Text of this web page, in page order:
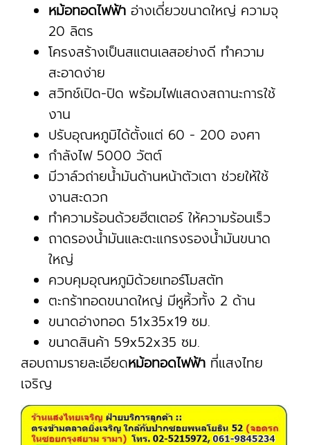
หม้อทอดไฟฟ้า อ่างเดี่ยวขนาดใหญ่ ความจุ
20 ลิตร
โครงสร้างเป็นสแตนเลสอย่างดี ทำความ
สะอาดง่าย
สวิทช์เปิด-ปิด พร้อมไฟแสดงสถานะการใช้
งาน
ปรับอุณหภูมิได้ตั้งแต่ 60 - 200 องศา
กำลังไฟ 5000 วัตต์
มีวาล์วถ่ายน้ำมันด้านหน้าตัวเตา ช่วยให้ใช้
งานสะดวก
ทำความร้อนด้วยฮีตเตอร์ ให้ความร้อนเร็ว
ถาดรองน้ำมันและตะแกรงรองน้ำมันขนาด
ใหญ่
ควบคุมอุณหภูมิด้วยเทอร์โมสตัท
ตะกร้าทอดขนาดใหญ่ มีหูหิ้วทั้ง 2 ด้าน
ขนาดอ่างทอด 51x35x19 ซม.
ขนาดสินค้า 59x52x35 ซม.
สอบถามรายละเอียดหม้อทอดไฟฟ้า ที่แสงไทย
เจริญ